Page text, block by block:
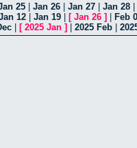
25 Jan 26 Jan 27 Jan 28
12 Jan 19 [ Jan 26 ]
Feb
[ 2025 Jan ] 2025 Feb